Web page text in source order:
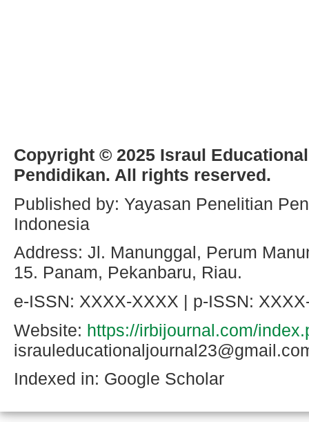
Copyright © 2025 Israul
Pendidikan. All rights reserved.
Published by: Yayasan Penelitian
Indonesia
Address: Jl. Manunggal, Perum
15. Panam, Pekanbaru, Riau.
e-ISSN: XXXX-XXXX | p-ISSN:
Website: https://irbijournal.com/
Indexed in: Google Scholar